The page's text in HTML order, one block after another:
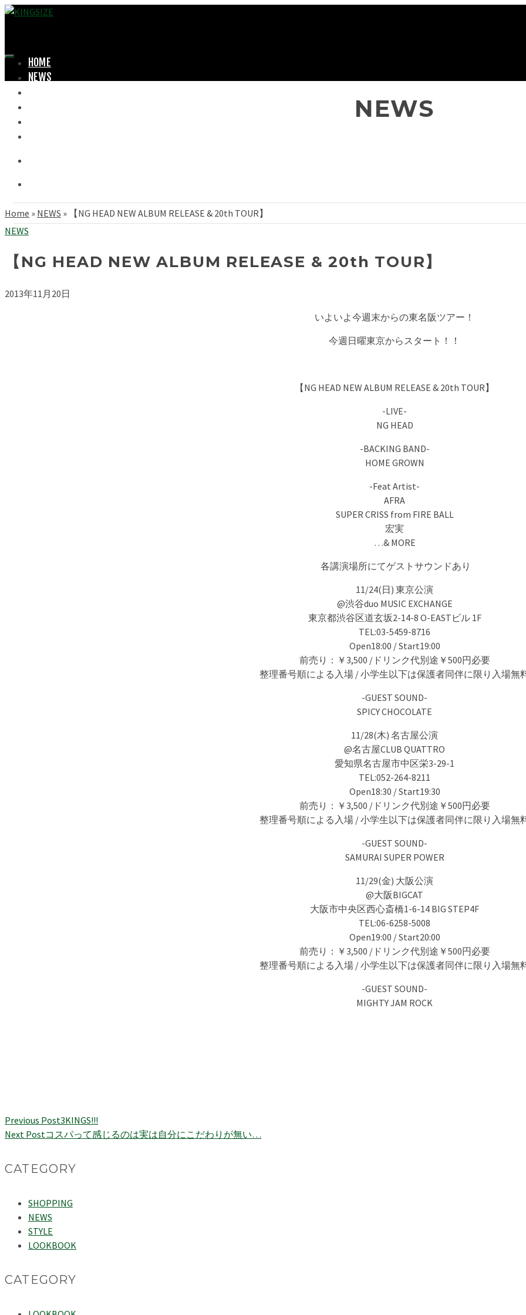
HOME
NEWS
NEWS
Home » NEWS »
【NG HEAD NEW ALBUM RELEASE & 20th TOUR】
NEWS
【NG HEAD NEW ALBUM RELEASE & 20th TOUR】
2013年11月20日
いよいよ今週末からの東名阪ツアー！
今週日曜東京からスタート！！
【NG HEAD NEW ALBUM RELEASE & 20th TOUR】
-LIVE-
NG HEAD
-BACKING BAND-
HOME GROWN
-Feat Artist-
AFRA
SUPER CRISS from FIRE BALL
宏実
…& MORE
各講演場所にてゲストサウンドあり
11/24(日) 東京公演
@渋谷duo MUSIC EXCHANGE
東京都渋谷区道玄坂2-14-8 O-EASTビル 1F
TEL:03-5459-8716
Open18:00 / Start19:00
前売り：￥3,500 /ドリンク代別途￥500円必要
整理番号順による入場 / 小学生以下は保護者同伴に限り入場無
-GUEST SOUND-
SPICY CHOCOLATE
11/28(木) 名古屋公演
@名古屋CLUB QUATTRO
愛知県名古屋市中区栄3-29-1
TEL:052-264-8211
Open18:30 / Start19:30
前売り：￥3,500 /ドリンク代別途￥500円必要
整理番号順による入場 / 小学生以下は保護者同伴に限り入場無
-GUEST SOUND-
SAMURAI SUPER POWER
11/29(金) 大阪公演
@大阪BIGCAT
大阪市中央区西心斎橋1-6-14 BIG STEP4F
TEL:06-6258-5008
Open19:00 / Start20:00
前売り：￥3,500 /ドリンク代別途￥500円必要
整理番号順による入場 / 小学生以下は保護者同伴に限り入場無
-GUEST SOUND-
MIGHTY JAM ROCK
Previous Post3KINGS!!!
Next Postコスパって感じるのは実は自分にこだわりが無い…
CATEGORY
SHOPPING
NEWS
STYLE
LOOKBOOK
CATEGORY